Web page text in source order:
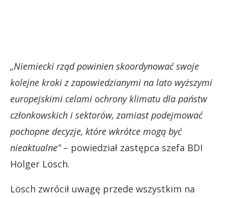
„Niemiecki rząd powinien skoordynować swoje
kolejne kroki z zapowiedzianymi na lato wyższymi
europejskimi celami ochrony klimatu dla państw
członkowskich i sektorów, zamiast podejmować
pochopne decyzje, które wkrótce mogą być
nieaktualne”– powiedział zastępca szefa BDI
Holger Lösch.
Lösch zwrócił uwagę przede wszystkim na